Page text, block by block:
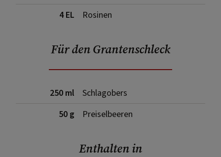
4 EL Rosinen
Für den Grantenschleck
250 ml
Schlagobers
50 g
Preiselbeeren
Enthalten in